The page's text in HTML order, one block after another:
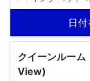
日
クイーンルー
View)